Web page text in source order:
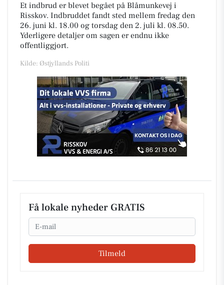
Et indbrud er blevet begået på Blåmunkevej i
Risskov. Indbruddet fandt sted mellem fredag den
26. juni kl. 18.00 og torsdag den 2. juli kl. 08.50.
Yderligere detaljer om sagen er endnu ikke
offentliggjort.
Kilde: Østjyllands Politi
Få lokale nyheder GRATIS
Email
Tilmeld